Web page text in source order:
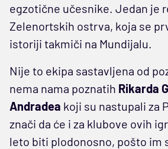
egzotične učesnike. Jedan je
Zelenortskih ostrva, koja se
istoriji takmiči na Mundijalu.
Nije to ekipa sastavljena od
nema nama poznatih Rikarda
Andradea koji su nastupali za
znači da će i za klubove ovih
leto biti plodonosno, pošto im